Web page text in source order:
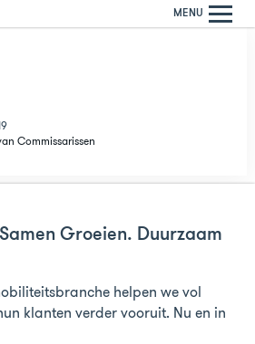
MENU
Commissarissen
Groeien. Duurzaam
helpen we vol
klanten verder vooruit. Nu en in